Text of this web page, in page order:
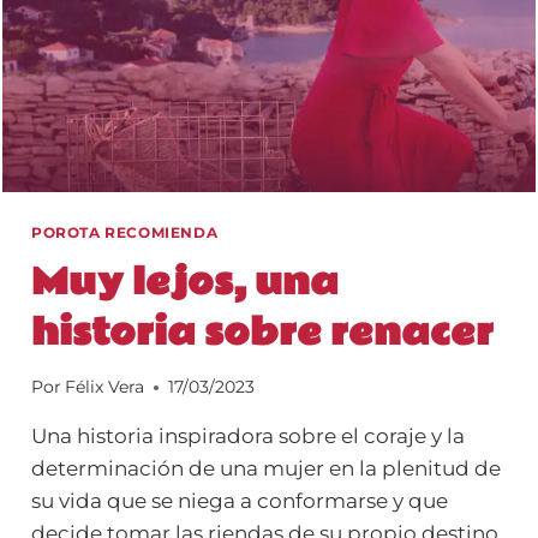
POROTA RECOMIENDA
Muy lejos, una
historia sobre renacer
Por Félix Vera 17/03/2023
Una historia inspiradora sobre el coraje y la
determinación de una mujer en la plenitud de
su vida que se niega a conformarse y que